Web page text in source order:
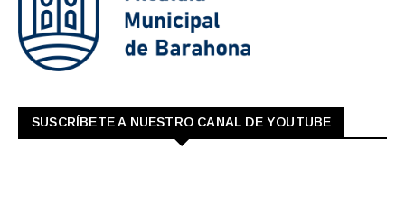
SUSCRÍBETE A NUESTRO CANAL DE YOUTUBE